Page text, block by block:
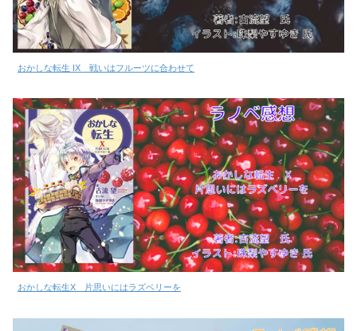
おかしな転生 IX 戦いはフルーツに合わせて
おかしな転生X 片思いにはラズベリーを